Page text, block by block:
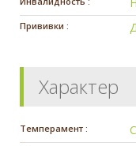
Прививки :
Характер
Темперамент :